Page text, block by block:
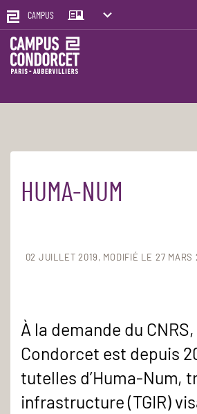
CAMPUS
Accueil La recherche
Humanités numériques
HUMA-NUM
02 JUILLET 2019 MODIFIÉ LE 27 MARS
À la demande du
Condorcet est depuis
tutelles d’Huma-Num,
infrastructure (TGIR)